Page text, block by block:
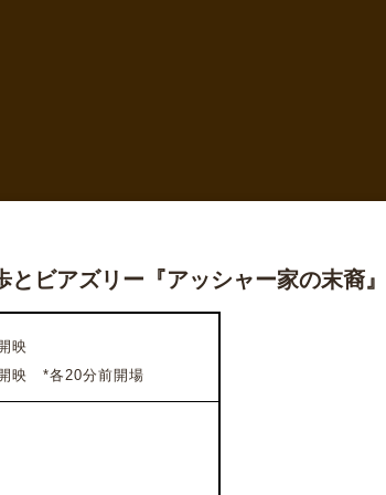
ビアズリー『アッシャー家の末裔』
映
映 *各20分前開場